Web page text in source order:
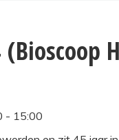
(Bioscoop
- 15:00